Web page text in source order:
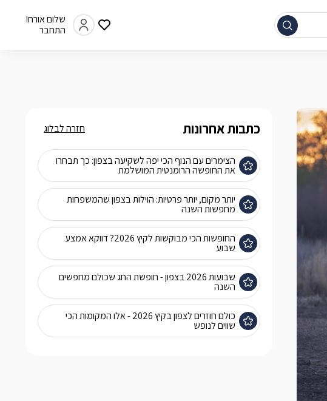
שלום אורח!
התחבר
כתבות אחרונות
הצימרים עם הנוף הכי יפה לשקיעה בצפון: כך תבחרו
את החופשה הרומנטית המושלמת
יותר מקום, יותר פרטיות: הוילות בצפון שהמשפחות
מחפשות השנה
החופשות הכי מבוקשות לקיץ 2026? דווקא אמצע
שבוע
שבועות 2026 בצפון - חופשת החג שכולם מחפשים
השנה
כולם חוזרים לצפון בקיץ 2026 - אלו המקומות הכי
שווים לנופש
חזרה לבלוג